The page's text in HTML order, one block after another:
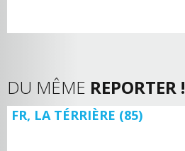
DU MÊME REPORTER !
FR, LA TÉRRIÈRE (85)